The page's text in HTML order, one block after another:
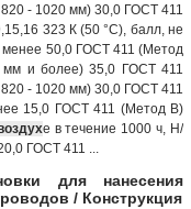
- 1020 мм) 30,0 ГОСТ 411
323 К (50 °С), балл, не
50,0 ГОСТ 411 (Метод
и более) 35,0 ГОСТ 411
- 1020 мм) 30,0 ГОСТ 411
15,0 ГОСТ 411 (Метод В)
е в течение 1000 ч, Н/
ГОСТ 411 ...
для нанесения
/ Конструкция